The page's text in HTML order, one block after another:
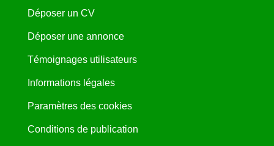
Déposer un CV
Déposer une annonce
Témoignages utilisateurs
Informations légales
Paramètres des cookies
Conditions de publication